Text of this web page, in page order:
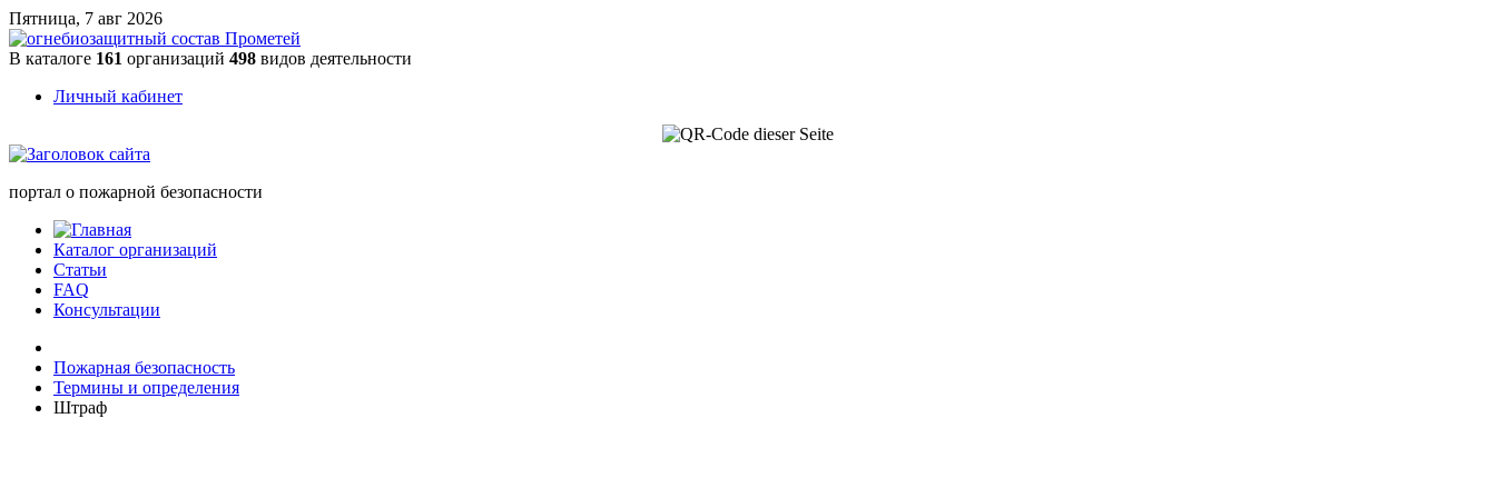
Пятница, 7 авг 2026
В каталоге 161 организаций 498 видов деятельности
Личный кабинет
портал о пожарной безопасности
Каталог организаций
Статьи
FAQ
Консультации
Пожарная безопасность
Термины и определения
Штраф